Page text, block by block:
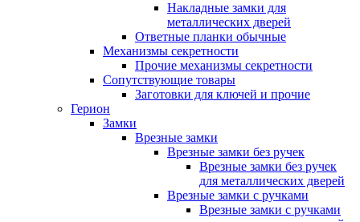
Накладные замки для
металлических дверей
Ответные планки обычные
Механизмы секретности
Прочие механизмы секретности
Сопутствующие товары
Заготовки для ключей и прочие
Герион
Замки
Врезные замки
Врезные замки без ручек
Врезные замки без ручек
для металлических дверей
Врезные замки с ручками
Врезные замки с ручками